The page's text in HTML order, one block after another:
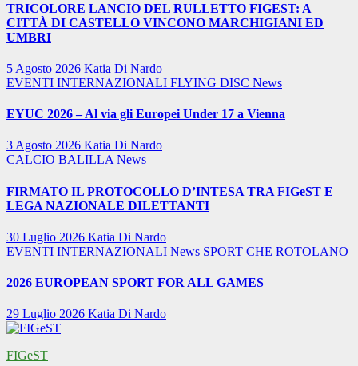
TRICOLORE LANCIO DEL RULLETTO FIGEST: A
CITTÀ DI CASTELLO VINCONO MARCHIGIANI ED
UMBRI
5 Agosto 2026 Katia Di Nardo
EVENTI INTERNAZIONALI FLYING DISC News
EYUC 2026 – Al via gli Europei Under 17 a Vienna
3 Agosto 2026 Katia Di Nardo
CALCIO BALILLANews
FIRMATO IL PROTOCOLLO D’INTESA TRA FIGeST E
LEGA NAZIONALE DILETTANTI
30 Luglio 2026 Katia Di Nardo
EVENTI INTERNAZIONALI News SPORT CHE ROTOLANO
2026 EUROPEAN SPORT FOR ALL GAMES
29 Luglio 2026 Katia Di Nardo
FIGeST